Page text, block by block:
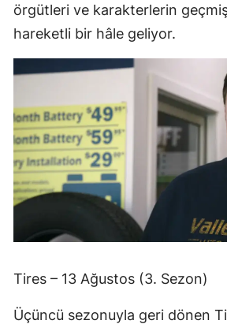
örgütleri ve karakterlerin
hareketli bir hâle geliyor.
Tires – 13 Ağustos (3. Sezon)
Üçüncü sezonuyla geri dönen